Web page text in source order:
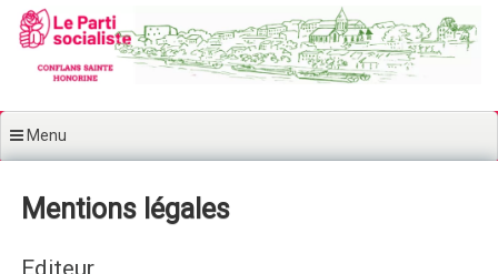
Aller au contenu principal
Menu
Mentions légales
Editeur